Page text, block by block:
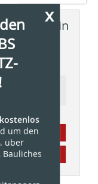
erschien in
x
um den
über
Bauliches